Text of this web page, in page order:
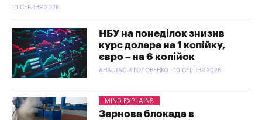
10 СЕРПНЯ 2026
НБУ на понеділок знизив
курс долара на 1 копійку,
євро – на 6 копійок
АНАСТАСІЯ ГОЛОВЕНКО - 10 СЕРПНЯ 2026
MIND EXPLAINS
Зернова блокада в